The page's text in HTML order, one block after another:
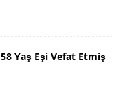
Yaş Eşi Vefat Etmiş